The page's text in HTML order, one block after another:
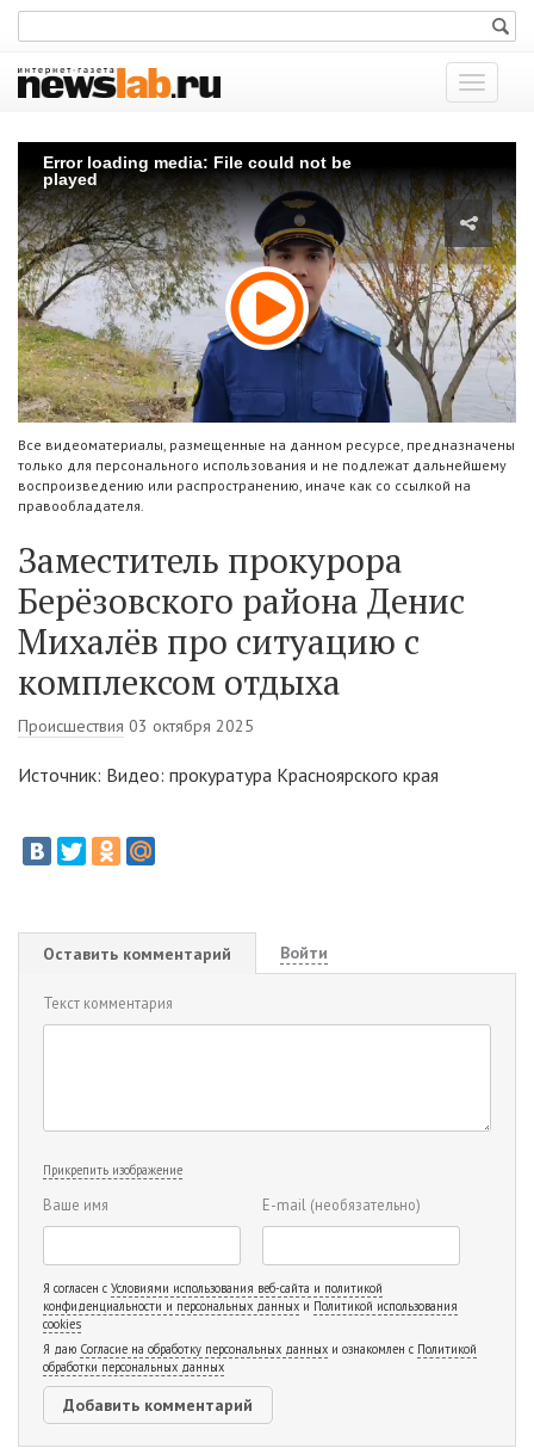
Показать
меню
Error loading media: File could not be
played
Все видеоматериалы, размещенные на данном ресурсе, предназначены
только для персонального использования и не подлежат дальнейшему
воспроизведению или распространению, иначе как со ссылкой на
правообладателя.
Заместитель прокурора
Берёзовского района Денис
Михалёв про ситуацию с
комплексом отдыха
Происшествия 03 октября 2025
Источник: Видео: прокуратура Красноярского края
Оставить комментарий Войти
Текст комментария
Прикрепить изображение
Ваше имя E-mail (необязательно)
Я согласен с Условиями использования веб-сайта и политикой
конфиденциальности и персональных данных и Политикой использования
cookies
Я даю Согласие на обработку персональных данных и ознакомлен с Политикой
обработки персональных данных